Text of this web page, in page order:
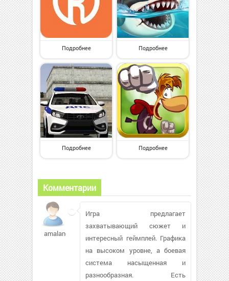
Подробнее Подробнее
Подробнее Подробнее
Комментарии
amalanchuk
Игра предлагает
захватывающий сюжет и
интересный геймплей. Графика
на высоком уровне, а боевая
система насыщенная и
разнообразная. Есть